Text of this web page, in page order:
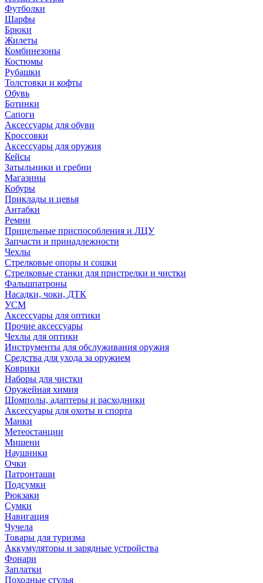
Футболки
Шарфы
Брюки
Жилеты
Комбинезоны
Костюмы
Рубашки
Толстовки и кофты
Обувь
Ботинки
Сапоги
Аксессуары для обуви
Кроссовки
Аксессуары для оружия
Кейсы
Затыльники и гребни
Магазины
Кобуры
Приклады и цевья
Антабки
Ремни
Прицельные приспособления и ЛЦУ
Запчасти и принадлежности
Чехлы
Стрелковые опоры и сошки
Стрелковые станки для пристрелки и чистки
Фальшпатроны
Насадки, чоки, ДТК
УСМ
Аксессуары для оптики
Прочие аксессуары
Чехлы для оптики
Инструменты для обслуживания оружия
Средства для ухода за оружием
Коврики
Наборы для чистки
Оружейная химия
Шомполы, адаптеры и расходники
Аксессуары для охоты и спорта
Манки
Метеостанции
Мишени
Наушники
Очки
Патронташи
Подсумки
Рюкзаки
Сумки
Навигация
Чучела
Товары для туризма
Аккумуляторы и зарядные устройства
Фонари
Заплатки
Походные стулья